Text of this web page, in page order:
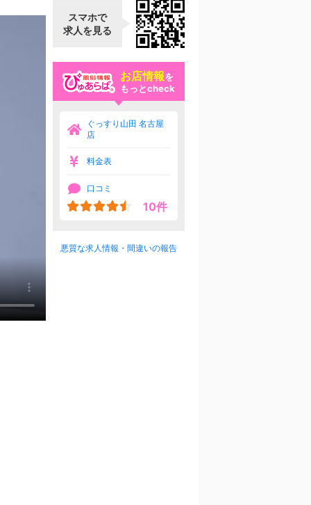
スマホで
求人を見る
お店情報を
もっとcheck
ぐっすり山田 名古屋
店
料金表
口コミ
10件
悪質な求人情報・間違いの報告